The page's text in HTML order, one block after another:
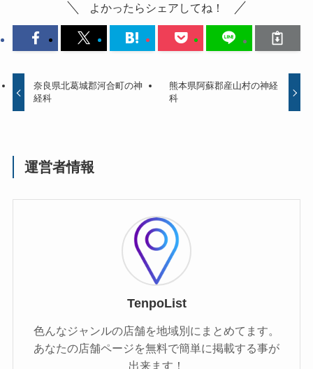
よかったらシェアしてね！
奈良県北葛城郡河合町の神
経科
熊本県阿蘇郡産山村の神経
科
運営者情報
TenpoList
色んなジャンルの店舗を地域別にまとめてます。
あなたの店舗ページを無料で簡単に掲載する事が
出来ます！